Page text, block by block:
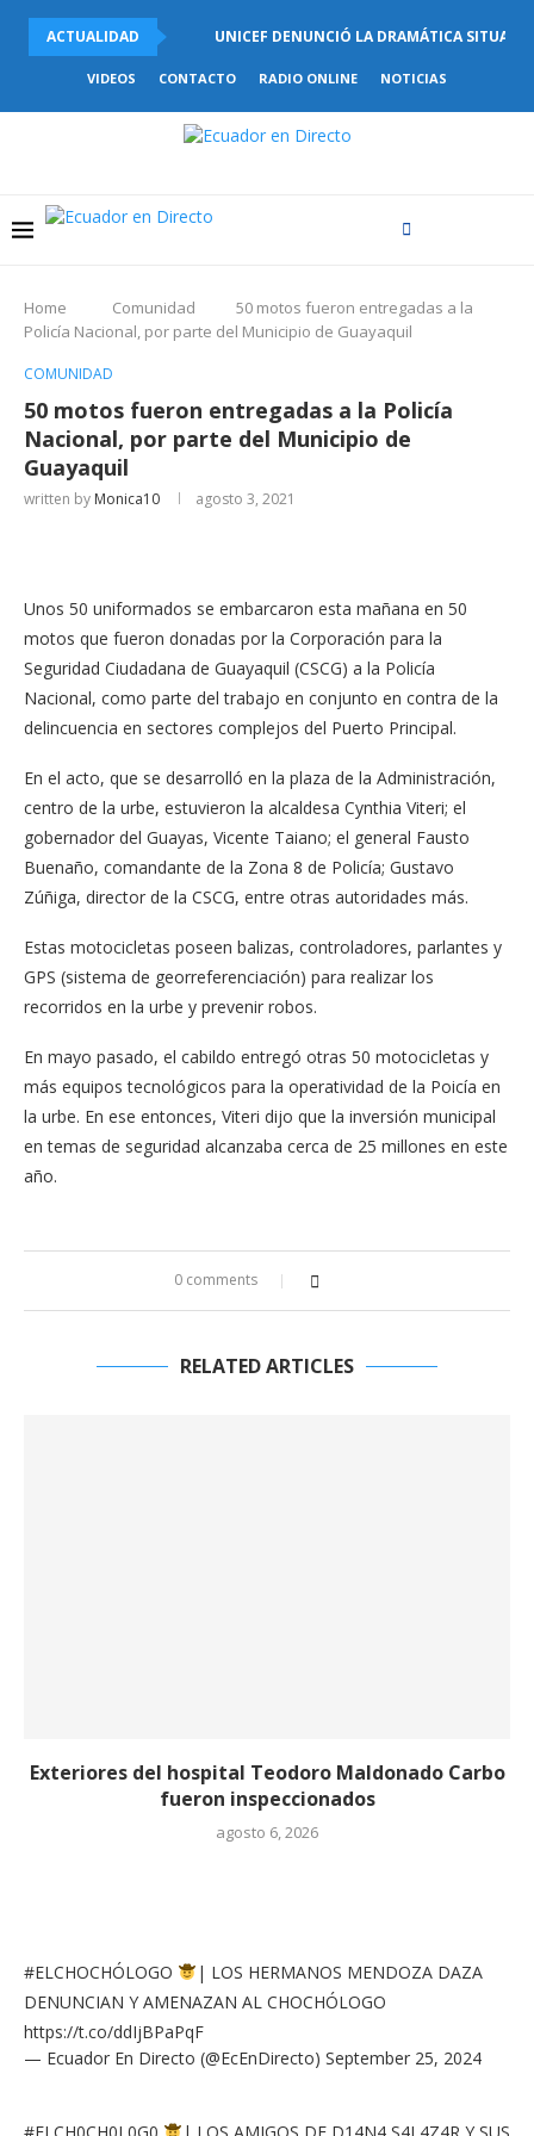
ACTUALIDAD UNICEF DENUNCIÓ LA DRAMÁTICA
VIDEOS CONTACTO RADIO ONLINE NOTICIAS
Home Comunidad
50 motos fueron entregadas a la
Policía Nacional, por parte del Municipio de Guayaquil
COMUNIDAD
50 motos fueron entregadas a la Policía
Nacional, por parte del Municipio de
Guayaquil
written by Monica10 agosto 3, 2021
Unos 50 uniformados se embarcaron esta mañana en 50
motos que fueron donadas por la Corporación para la
Seguridad Ciudadana de Guayaquil (CSCG) a la Policía
Nacional, como parte del trabajo en conjunto en contra de la
delincuencia en sectores complejos del Puerto Principal.
En el acto, que se desarrolló en la plaza de la Administración,
centro de la urbe, estuvieron la alcaldesa Cynthia Viteri; el
gobernador del Guayas, Vicente Taiano; el general Fausto
Buenaño, comandante de la Zona 8 de Policía; Gustavo
Zúñiga, director de la CSCG, entre otras autoridades más.
Estas motocicletas poseen balizas, controladores, parlantes y
GPS (sistema de georreferenciación) para realizar los
recorridos en la urbe y prevenir robos.
En mayo pasado, el cabildo entregó otras 50 motocicletas y
más equipos tecnológicos para la operatividad de la Poicía en
la urbe. En ese entonces, Viteri dijo que la inversión municipal
en temas de seguridad alcanzaba cerca de 25 millones en este
año.
0 comments
RELATED ARTICLES
Exteriores del hospital Teodoro Maldonado Carbo
fueron inspeccionados
agosto 6, 2026
#ELCHOCHÓLOGO
| LOS HERMANOS MENDOZA DAZA
DENUNCIAN Y AMENAZAN AL CHOCHÓLOGO
https://t.co/ddIjBPaPqF
— Ecuador En Directo (@EcEnDirecto) September 25, 2024